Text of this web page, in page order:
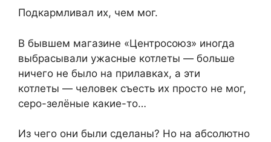
Подкармливал их, чем мог.
В бывшем магазине «Центросоюз» иногда
выбрасывали ужасные котлеты — больше
ничего не было на прилавках, а эти
котлеты — человек съесть их просто не мог,
серо-зелёные какие-то…
Из чего они были сделаны? Но на абсолютно